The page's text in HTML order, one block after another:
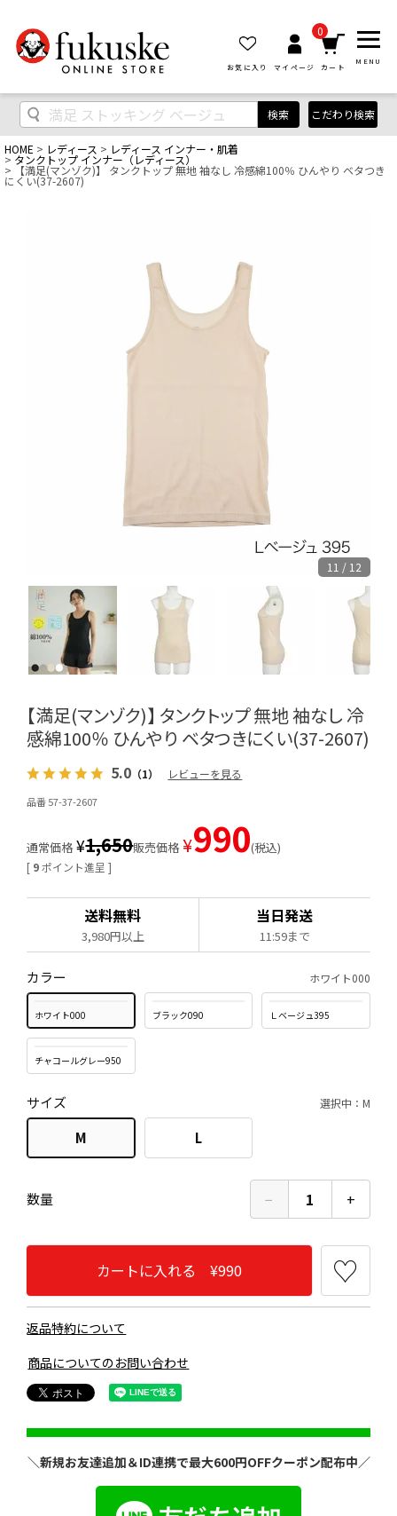
お気に入り マイページ
0
カート
MENU
検索 こだわり検索
HOME レディース レディース インナー・肌着
タンクトップ インナー（レディース）
【満足(マンゾク)】 タンクトップ 無地 袖なし 冷感綿100％ ひんやり ベタつき
にくい(37-2607)
11 / 12
【満足(マンゾク)】 タンクトップ 無地 袖なし 冷
感綿100％ ひんやり ベタつきにくい(37-2607)
5.0 （1） レビューを見る
品番 57-37-2607
[ 9 ポイント進呈 ]
通常価格 ¥1,650販売価格 ¥990 税込
送料無料
3,980円以上
当日発送
11:59まで
カラー ホワイト000
ホワイト000 ブラック090 Ｌベージュ395
チャコールグレー950
サイズ 選択中：M
M L
数量 − 1 +
カートに入れる ¥990
返品特約について
商品についてのお問い合わせ
＼新規お友達追加＆ID連携で最大600円OFFクーポン配布中／